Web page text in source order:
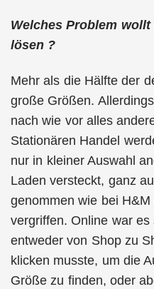
Welches Problem
lösen ?
Mehr als die Hälfte der
große Größen.
nach wie vor alles
Stationären Handel
nur in kleiner Auswahl
Laden versteckt, ganz
genommen wie bei
vergriffen. Online war
entweder von Shop zu
klicken musste, um die
Größe zu finden, oder